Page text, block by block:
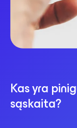
Kas yra
sąskaita?